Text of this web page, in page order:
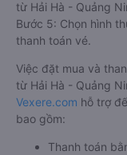
từ Hải Hà - Quảng
Bước 5: Chọn hình
thanh toán vé.
Việc đặt mua và
từ Hải Hà - Quảng
Vexere.com hỗ trợ
bao gồm:
Thanh toán